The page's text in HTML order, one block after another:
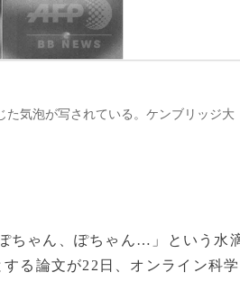
た気泡が写されている。ケンブリッジ大
ちゃん、ぽちゃん…」という水
る論文が22日、オンライン科学